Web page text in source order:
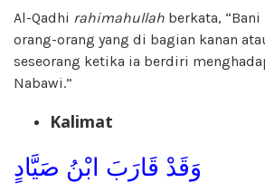
Al-Qadhi rahimahullah berkata,
orang-orang yang di bagian kanan
seseorang ketika ia berdiri
Nabawi.”
Kalimat
وَقَدْ قَارَبَ ابْنُ صَيَّادٍ